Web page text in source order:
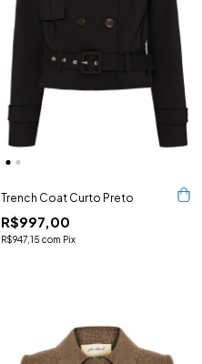
Trench Coat Curto Preto
R$997,00
R$947,15 com Pix